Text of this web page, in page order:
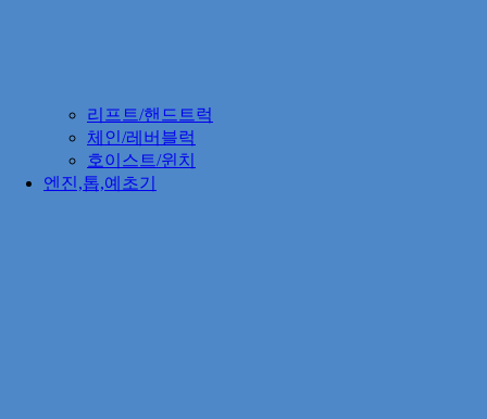
리프트/핸드트럭
체인/레버블럭
호이스트/윈치
엔진,톱,예초기